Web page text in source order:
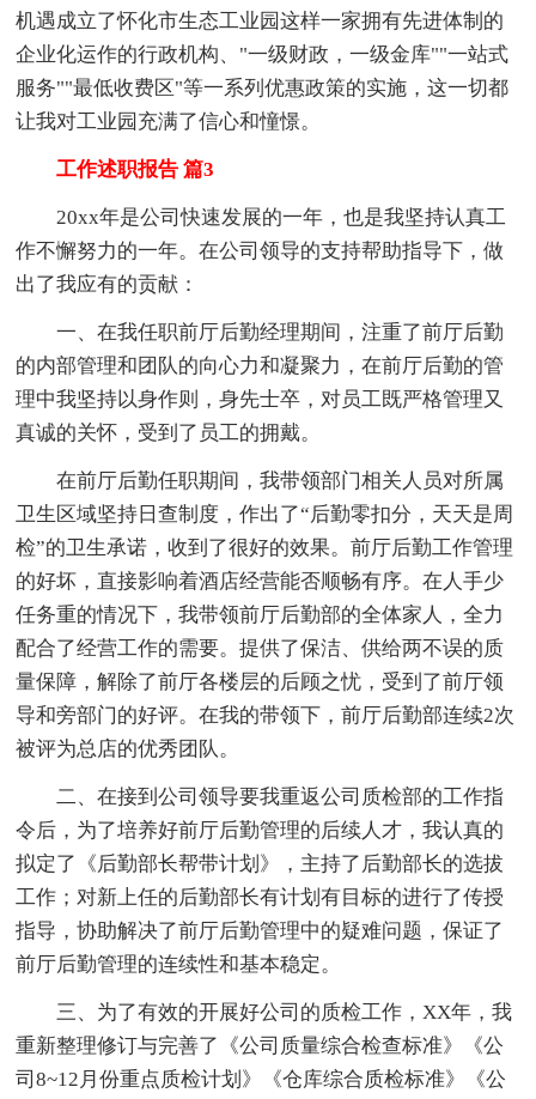
机遇成立了怀化市生态工业园这样一家拥有先进体制的
企业化运作的行政机构、"一级财政，一级金库""一站式
服务""最低收费区"等一系列优惠政策的实施，这一切都
让我对工业园充满了信心和憧憬。
工作述职报告 篇3
20xx年是公司快速发展的一年，也是我坚持认真工
作不懈努力的一年。在公司领导的支持帮助指导下，做
出了我应有的贡献：
一、在我任职前厅后勤经理期间，注重了前厅后勤
的内部管理和团队的向心力和凝聚力，在前厅后勤的管
理中我坚持以身作则，身先士卒，对员工既严格管理又
真诚的关怀，受到了员工的拥戴。
在前厅后勤任职期间，我带领部门相关人员对所属
卫生区域坚持日查制度，作出了“后勤零扣分，天天是周
检”的卫生承诺，收到了很好的效果。前厅后勤工作管理
的好坏，直接影响着酒店经营能否顺畅有序。在人手少
任务重的情况下，我带领前厅后勤部的全体家人，全力
配合了经营工作的需要。提供了保洁、供给两不误的质
量保障，解除了前厅各楼层的后顾之忧，受到了前厅领
导和旁部门的好评。在我的带领下，前厅后勤部连续2次
被评为总店的优秀团队。
二、在接到公司领导要我重返公司质检部的工作指
令后，为了培养好前厅后勤管理的后续人才，我认真的
拟定了《后勤部长帮带计划》，主持了后勤部长的选拔
工作；对新上任的后勤部长有计划有目标的进行了传授
指导，协助解决了前厅后勤管理中的疑难问题，保证了
前厅后勤管理的连续性和基本稳定。
三、为了有效的开展好公司的质检工作，XX年，我
重新整理修订与完善了《公司质量综合检查标准》《公
司8~12月份重点质检计划》《仓库综合质检标准》《公